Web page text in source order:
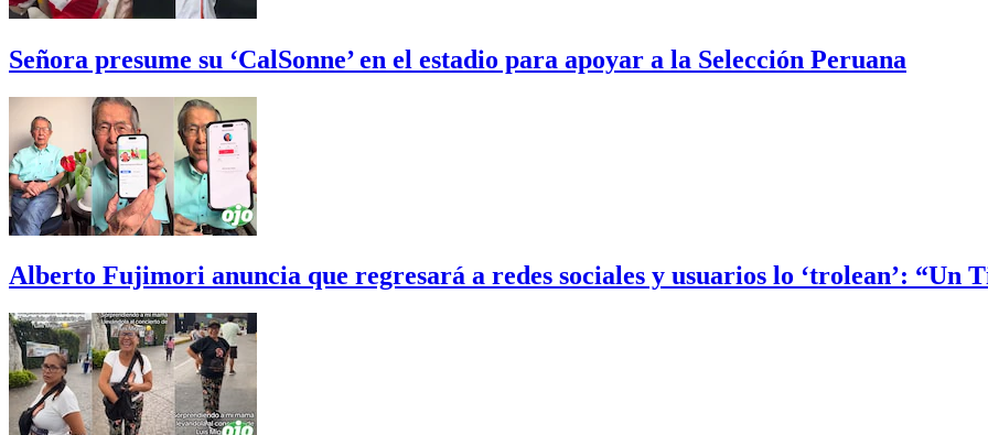
Señora presume su ‘CalSonne’ en el estadio para apoyar a la Selección Peruana
Alberto Fujimori anuncia que regresará a redes sociales y usuarios lo ‘trolean’: “Un